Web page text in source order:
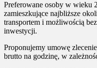
Preferowane osoby w wieku
zamieszkujące najbliższe
transportem i możliwością
inwestycji.
Proponujemy umowę
brutto na godzinę, w